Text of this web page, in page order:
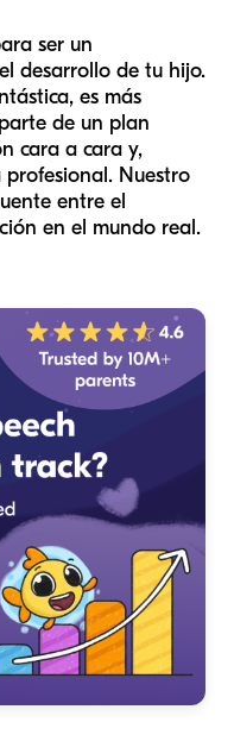
ser un
desarrollo de tu hijo.
es más
de un plan
cara a cara y,
Nuestro
entre el
en el mundo real.